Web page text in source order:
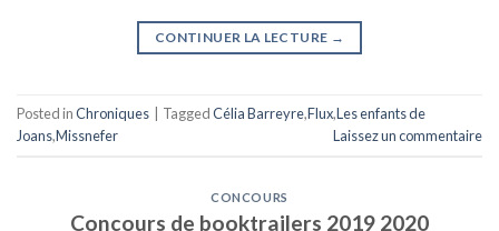
CONTINUER LA LECTURE →
Posted inChroniques TaggedCélia Barreyre,Flux,Les enfants de
Joans,Missnefer Laissez un commentaire
CONCOURS
Concours de booktrailers 2019 2020